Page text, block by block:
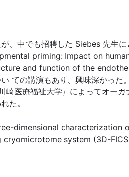
、中でも招聘した Siebes 先
priming: Impact on human
and function of the
い ての講演もあり、興味深か
医療福祉大学）によってオーガ
た。
dimensional
system (3D-